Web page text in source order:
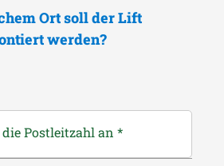
Ort soll der Lift
werden?
die Postleitzahl an *